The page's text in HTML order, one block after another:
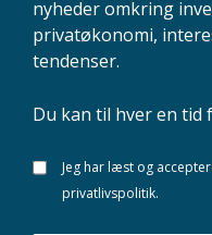
nyheder omkring
privatøkonomi,
tendenser.
Du kan til hver en tid
Jeg har læst og
privatlivspolitik.